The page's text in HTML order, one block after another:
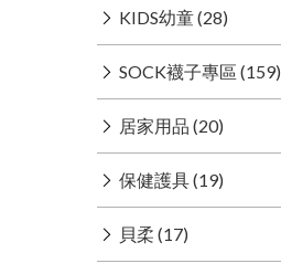
KIDS幼童 (28)
SOCK襪子專區 (159)
居家用品 (20)
保健護具 (19)
貝柔 (17)